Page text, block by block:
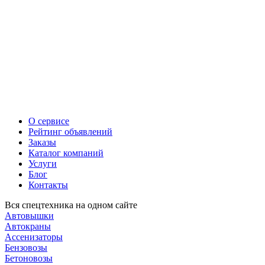
О сервисе
Рейтинг объявлений
Заказы
Каталог компаний
Услуги
Блог
Контакты
Вся спецтехника на одном сайте
Автовышки
Автокраны
Ассенизаторы
Бензовозы
Бетоновозы